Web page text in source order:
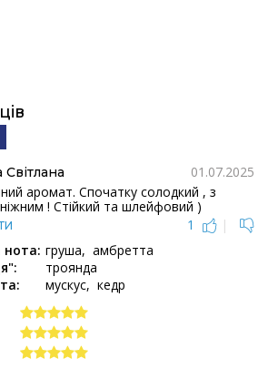
01.07.2025
аромат. Спочатку солодкий , з
! Стійкий та шлейфовий )
1
|
нота: груша
амбретта
троянда
мускус кедр